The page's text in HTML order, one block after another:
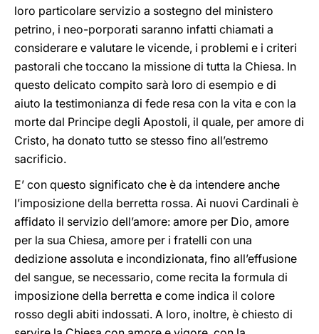
loro particolare servizio a sostegno del ministero
petrino, i neo-porporati saranno infatti chiamati a
considerare e valutare le vicende, i problemi e i criteri
pastorali che toccano la missione di tutta la Chiesa. In
questo delicato compito sarà loro di esempio e di
aiuto la testimonianza di fede resa con la vita e con la
morte dal Principe degli Apostoli, il quale, per amore di
Cristo, ha donato tutto se stesso fino all’estremo
sacrificio.
E’ con questo significato che è da intendere anche
l’imposizione della berretta rossa. Ai nuovi Cardinali è
affidato il servizio dell’amore: amore per Dio, amore
per la sua Chiesa, amore per i fratelli con una
dedizione assoluta e incondizionata, fino all’effusione
del sangue, se necessario, come recita la formula di
imposizione della berretta e come indica il colore
rosso degli abiti indossati. A loro, inoltre, è chiesto di